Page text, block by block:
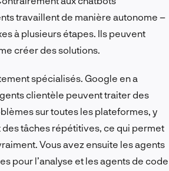
travaillent de manière autonome –
à plusieurs étapes. Ils peuvent
créer des solutions.
spécialisés. Google en a
clientèle peuvent traiter des
sur toutes les plateformes, y
des tâches répétitives, ce qui permet
Vous avez ensuite les agents
pour l’analyse et les agents de code